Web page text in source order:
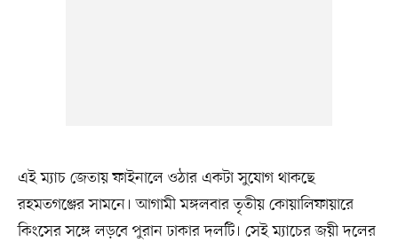
এই ম্যাচ জেতায় ফাইনালে ওঠার একটা সুযোগ থাকছে
রহমতগঞ্জের সামনে। আগামী মঙ্গলবার তৃতীয় কোয়ালিফায়ারে
কিংসের সঙ্গে লড়বে পুরান ঢাকার দলটি। সেই ম্যাচের জয়ী দলের